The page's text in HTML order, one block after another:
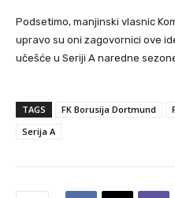
Podsetimo, manjinski vlasnic
upravo su oni zagovornici ove
učešće u Seriji A naredne
TAGS FK Borusija Dortmund
Serija A